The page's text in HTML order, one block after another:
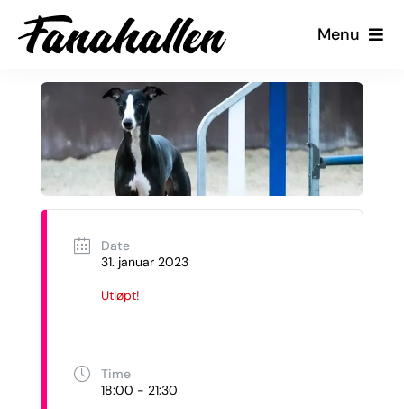
Skip
Menu
Tjenester
Arrangementer
Kalender
Date
31. januar 2023
Utløpt!
Time
18:00 - 21:30